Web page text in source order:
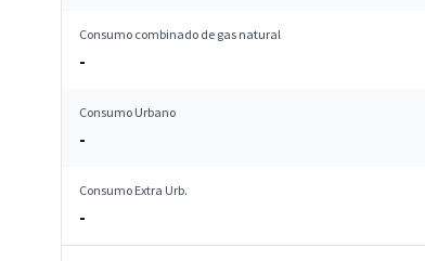
Consumo combinado de gas natural
-
Consumo Urbano
-
Consumo Extra Urb.
-